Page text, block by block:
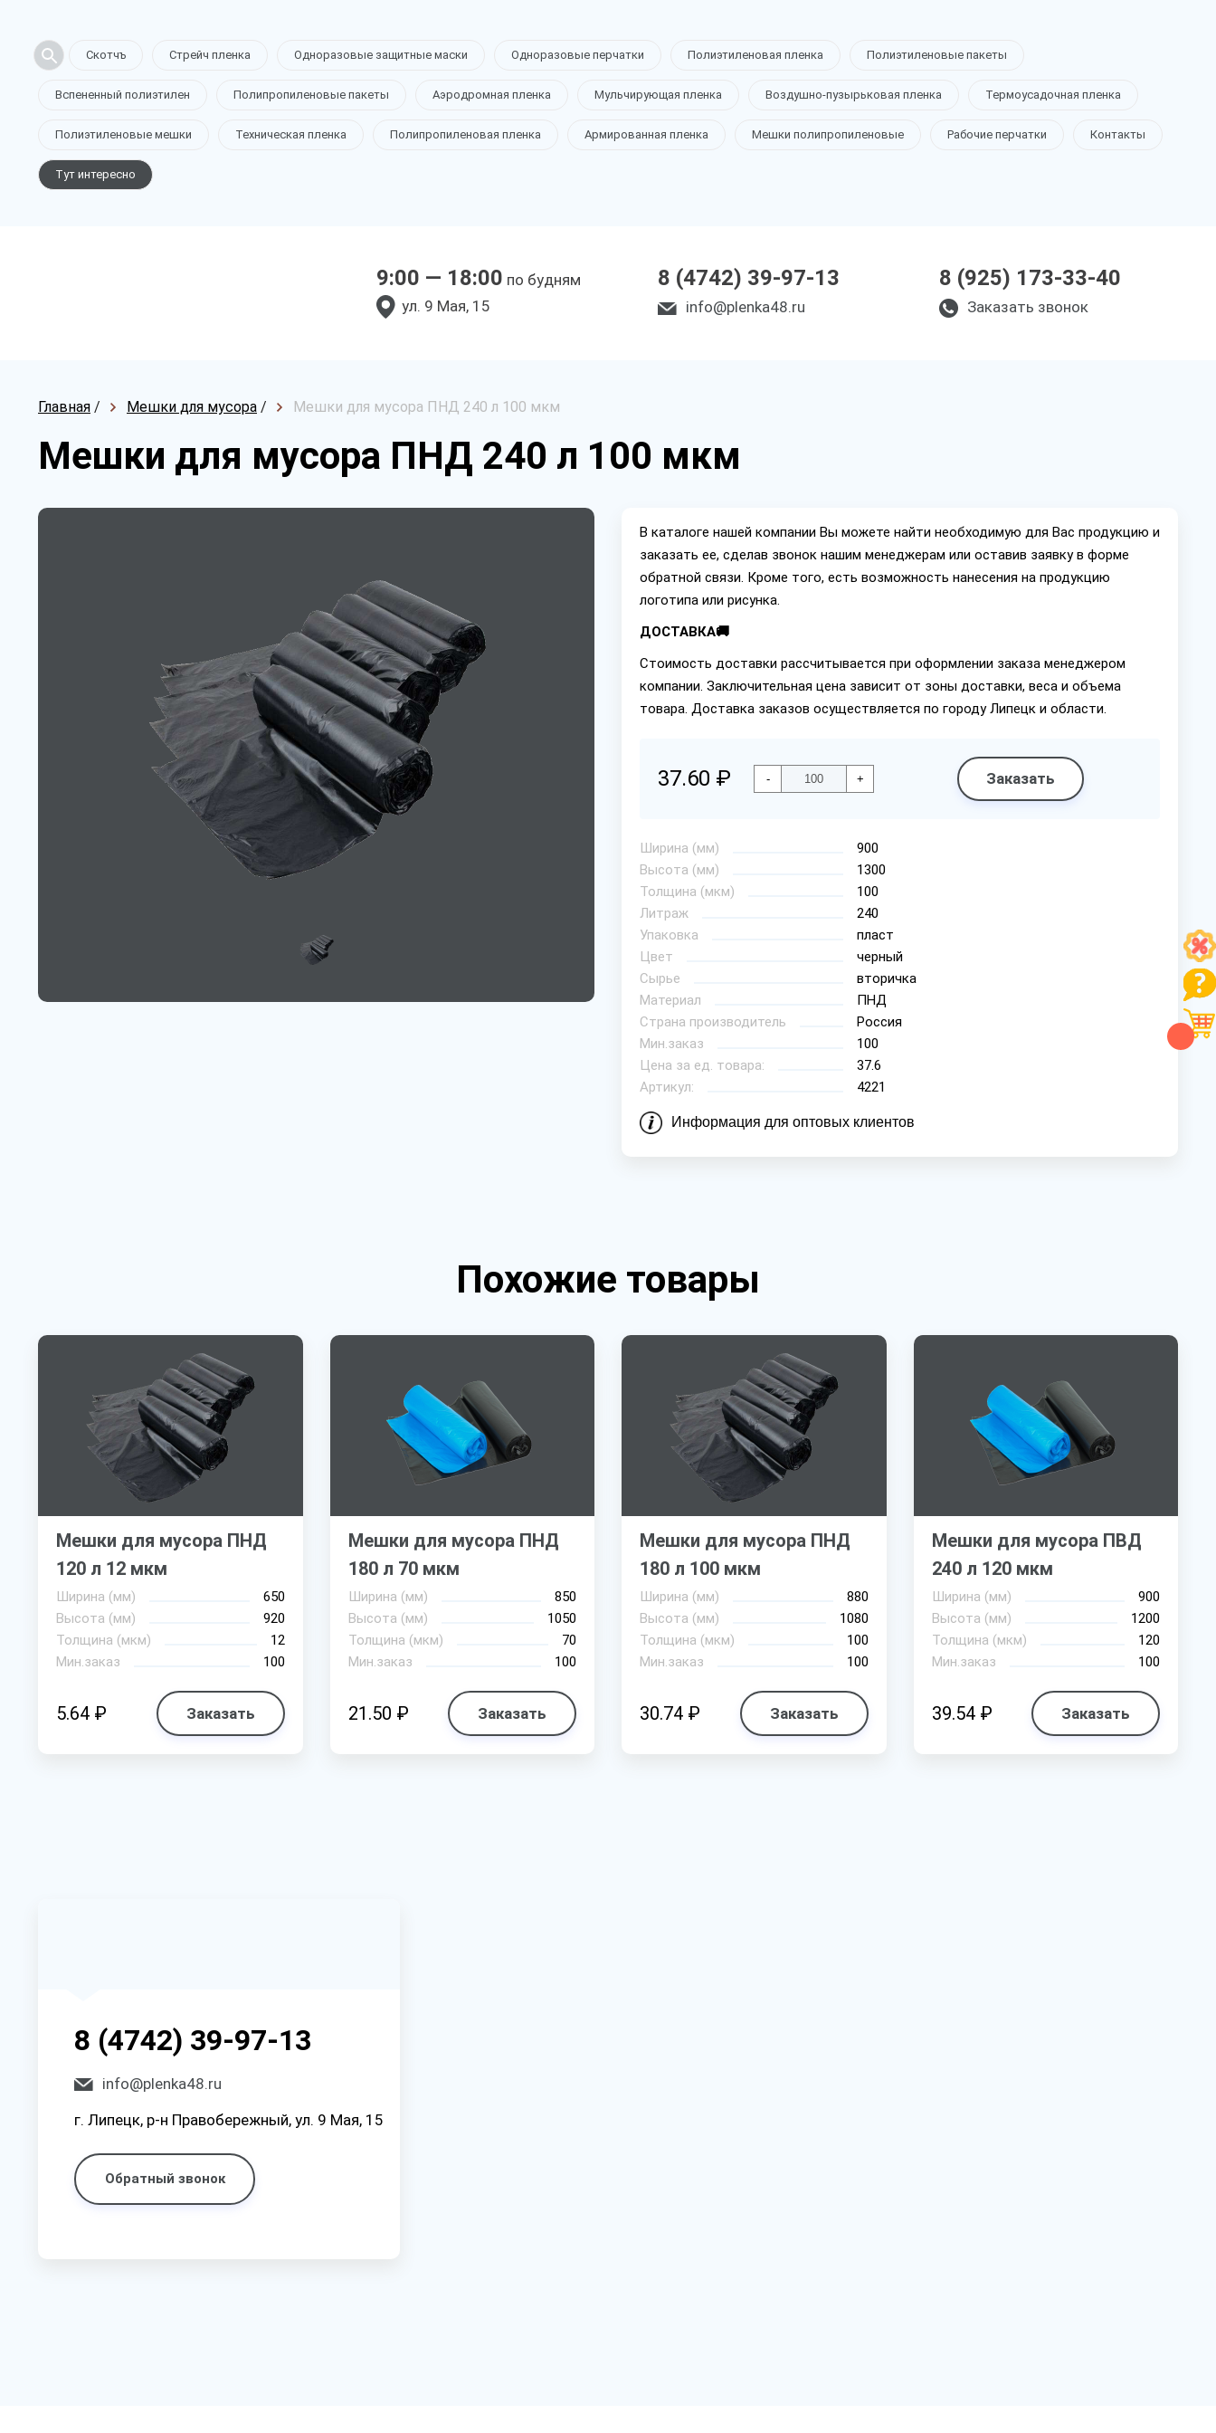
Скотчъ Стрейч пленка Одноразовые защитные маски Одноразовые перчатки Полиэтиленовая пленка Полиэтиленовые пакеты
Вспененный полиэтилен Полипропиленовые пакеты Аэродромная пленка Мульчирующая пленка Воздушно-пузырьковая пленка Термоусадочная пленка
Полиэтиленовые мешки Техническая пленка Полипропиленовая пленка Армированная пленка Мешки полипропиленовые Рабочие перчатки Контакты
Тут интересно
9:00 — 18:00 по будням
ул. 9 Мая, 15
8 (4742) 39-97-13
info@plenka48.ru
8 (925) 173-33-40
Заказать звонок
Главная / Мешки для мусора / Мешки для мусора ПНД 240 л 100 мкм
Мешки для мусора ПНД 240 л 100 мкм
В каталоге нашей компании Вы можете найти необходимую для Вас продукцию и
заказать ее, сделав звонок нашим менеджерам или оставив заявку в форме
обратной связи. Кроме того, есть возможность нанесения на продукцию
логотипа или рисунка.
ДОСТАВКА🚚
Стоимость доставки рассчитывается при оформлении заказа менеджером
компании. Заключительная цена зависит от зоны доставки, веса и объема
товара. Доставка заказов осуществляется по городу Липецк и области.
37.60 ₽ - + Заказать
Ширина (мм)
900
Высота (мм)
1300
Толщина (мкм)
100
Литраж
240
Упаковка
пласт
Цвет
черный
Сырье
вторичка
Материал
ПНД
Страна производитель
Россия
Мин.заказ
100
Цена за ед. товара:
37.6
Артикул:
4221
Информация для оптовых клиентов
Похожие товары
Мешки для мусора ПНД
120 л 12 мкм
Ширина (мм)
650
Высота (мм)
920
Толщина (мкм)
12
Мин.заказ
100
5.64 ₽ Заказать
Мешки для мусора ПНД
180 л 70 мкм
Ширина (мм)
850
Высота (мм)
1050
Толщина (мкм)
70
Мин.заказ
100
21.50 ₽ Заказать
Мешки для мусора ПНД
180 л 100 мкм
Ширина (мм)
880
Высота (мм)
1080
Толщина (мкм)
100
Мин.заказ
100
30.74 ₽ Заказать
Мешки для мусора ПВД
240 л 120 мкм
Ширина (мм)
900
Высота (мм)
1200
Толщина (мкм)
120
Мин.заказ
100
39.54 ₽ Заказать
8 (4742) 39-97-13
info@plenka48.ru
г. Липецк, р-н Правобережный, ул. 9 Мая, 15
Обратный звонок